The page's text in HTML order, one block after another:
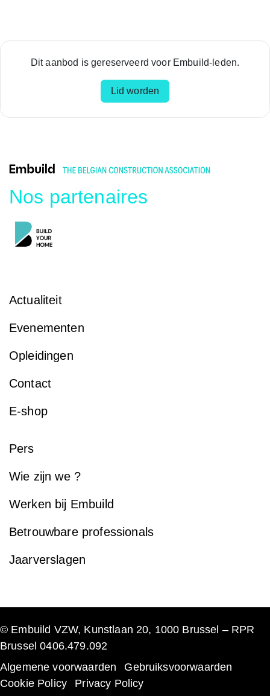
Dit aanbod is gereserveerd voor Embuild-leden.
Lid worden
Nos partenaires
Actualiteit
Evenementen
Opleidingen
Contact
E-shop
Pers
Wie zijn we ?
Werken bij Embuild
Betrouwbare professionals
Jaarverslagen
© Embuild VZW, Kunstlaan 20, 1000 Brussel – RPR
Brussel 0406.479.092
Algemene voorwaarden
Gebruiksvoorwaarden
Cookie Policy
Privacy Policy